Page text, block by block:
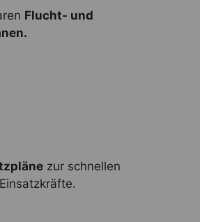
Flucht- und
zur schnellen